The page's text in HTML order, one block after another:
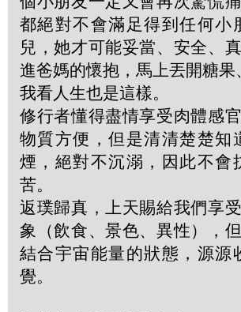
都絕對不會滿足得到任何小
兒，她才可能妥當、安全、
進爸媽的懷抱，馬上丟開糖果
我看人生也是這樣。
修行者懂得盡情享受肉體感
物質方便，但是清清楚楚知
煙，絕對不沉溺，因此不會
苦。
返璞歸真，上天賜給我們享
象（飲食、景色、異性），
結合宇宙能量的狀態，源源
覺。